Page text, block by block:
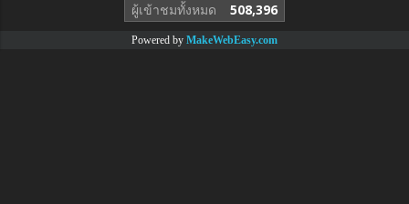
ผู้เข้าชมวันนี้ 1
Powered by MakeWebEasy.com